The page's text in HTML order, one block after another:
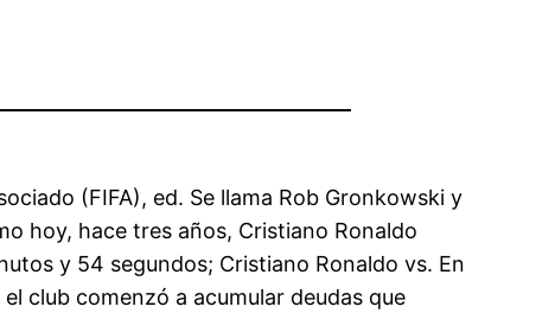
(FIFA), ed. Se llama Rob Gronkowski y
hoy, hace tres años, Cristiano Ronaldo
y 54 segundos; Cristiano Ronaldo vs. En
club comenzó a acumular deudas que